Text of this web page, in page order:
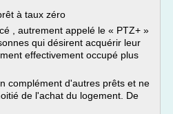
à taux zéro
, autrement appelé le « PTZ+ »
qui désirent acquérir leur
effectivement occupé plus
complément d'autres prêts et ne
de l'achat du logement. De